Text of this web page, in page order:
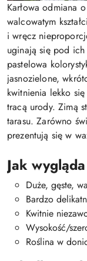
Karłowa odmiana
walcowatym
i wręcz
uginają się pod
pastelowa
jasnozielone,
kwitnienia lekko
tracą urody. Zimą
tarasu. Zarówno
prezentują się w
Jak
Duże, gęste,
Bardzo
Kwitnie
Wysokość/
Roślina w